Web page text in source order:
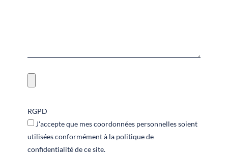
RGPD
J'accepte que mes coordonnées personnelles soient
utilisées conformément à la politique de
confidentialité de ce site.